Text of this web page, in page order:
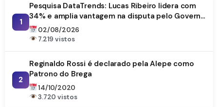
1
Pesquisa DataTrends: Lucas Ribeiro lidera com
34% e amplia vantagem na disputa pelo Governo
da Paraíba
02/08/2026
7.219 vistos
2
Reginaldo Rossi é declarado pela Alepe como
Patrono do Brega
14/10/2020
3.720 vistos